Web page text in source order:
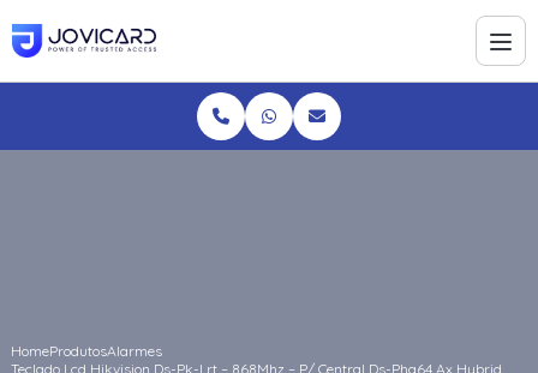
HomeProdutosAlarmes
Teclado Lcd Hikvision Ds-Pk-Lrt – 868Mhz – P/ Central Ds-Pha64 Ax Hybrid